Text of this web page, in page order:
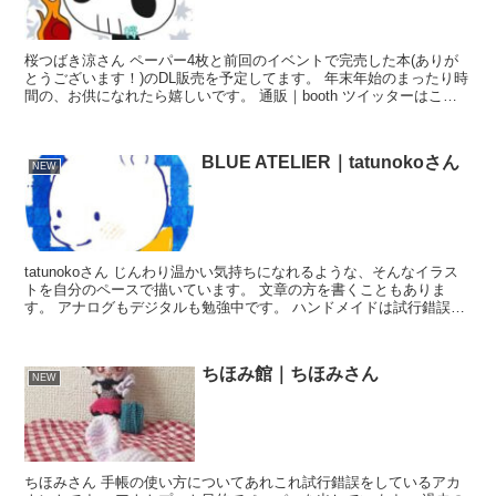
桜つばき涼さん ペーパー4枚と前回のイベントで完売した本(ありが
とうございます！)のDL販売を予定してます。 年末年始のまったり時
間の、お供になれたら嬉しいです。 通販｜booth ツイッターはこち
NEW BLUE ATELIER｜tatunokoさん
tatunokoさん じんわり温かい気持ちになれるような、そんなイラス
トを自分のペースで描いています。 文章の方を書くこともありま
す。 アナログもデジタルも勉強中です。 ハンドメイドは試行錯誤
NEW ちほみ館｜ちほみさん
ちほみさん 手帳の使い方についてあれこれ試行錯誤をしているアカ